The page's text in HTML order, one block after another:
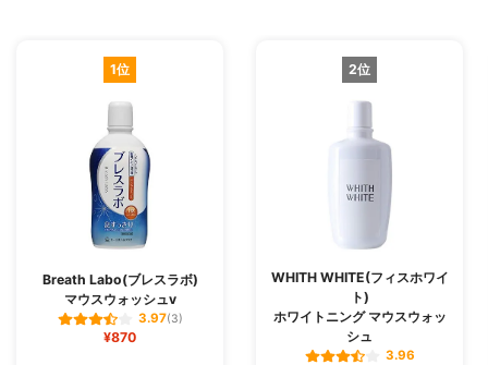
1位
Breath Labo(ブレスラボ)
マウスウォッシュv
3.97(3)
¥870
2位
WHITH WHITE(フィスホワイ
ト)
ホワイトニング マウスウォッ
シュ
3.96